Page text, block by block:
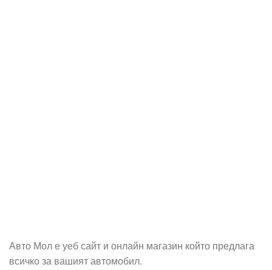
Авто Мол е уеб сайт и онлайн магазин който предлага
всичко за вашият автомобил.